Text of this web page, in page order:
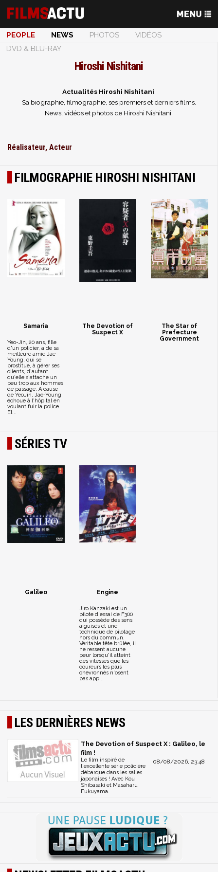
PEOPLE NEWS PHOTOS
VIDÉOS
DVD & BLU-RAY
Hiroshi Nishitani
Actualités Hiroshi Nishitani
Sa biographie, filmographie, ses premiers et derniers films.
News, vidéos et photos de Hiroshi Nishitani.
Réalisateur, Acteur
FILMOGRAPHIE HIROSHI NISHITANI
Samaria
Yeo-Jin, 20 ans, fille
d'un policier, aide sa
meilleure amie Jae-
Young, qui se
prostitue, à gérer ses
clients, d'autant
qu'elle s'attache un
peu trop aux hommes
de passage. A cause
de YeoJin, Jae-Young
échoue à l'hôpital en
voulant fuir la police.
El...
The Devotion of
Suspect X
The Star of
Prefecture
Government
SÉRIES TV
Galileo Engine
Jiro Kanzaki est un
pilote d'essai de F300
qui possède des sens
aiguisés et une
technique de pilotage
hors du commun.
Véritable tête brûlée, il
ne ressent aucune
peur lorsqu'il atteint
des vitesses que les
coureurs les plus
chevronnés n'osent
pas app...
LES DERNIÈRES NEWS
The Devotion of Suspect X : Galileo, le
film !
08/08/2026, 23:48
Le film inspiré de
l'excellente série policière
débarque dans les salles
japonaises ! Avec Kou
Shibasaki et Masaharu
Fukuyama.